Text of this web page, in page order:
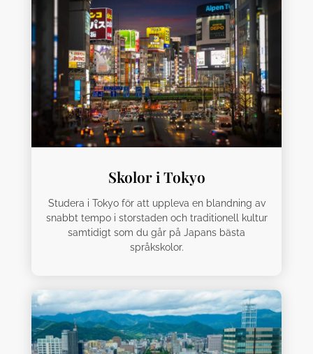
Skolor i Tokyo
Studera i Tokyo för att uppleva en blandning av
snabbt tempo i storstaden och traditionell kultur
samtidigt som du går på Japans bästa
språkskolor.